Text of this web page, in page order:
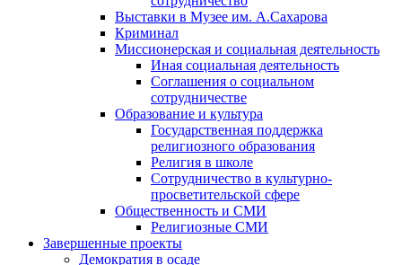
Выставки в Музее им. А.Сахарова
Криминал
Миссионерская и социальная деятельность
Иная социальная деятельность
Соглашения о социальном
сотрудничестве
Образование и культура
Государственная поддержка
религиозного образования
Религия в школе
Сотрудничество в культурно-
просветительской сфере
Общественность и СМИ
Религиозные СМИ
Завершенные проекты
Демократия в осаде